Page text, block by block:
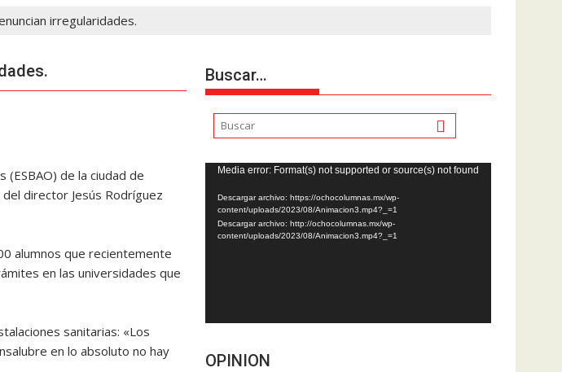
irregularidades.
(ESBAO) de la ciudad de
director Jesús Rodríguez
alumnos que recientemente
en las universidades que
sanitarias: «Los
en lo absoluto no hay
Buscar…
Reproductor
de
vídeo
Media error: Format(s) not supported or source(s) not found
Descargar archivo: https://ochocolumnas.mx/wp-
content/uploads/2023/08/Animacion3.mp4?_=1
Descargar archivo: http://ochocolumnas.mx/wp-
content/uploads/2023/08/Animacion3.mp4?_=1
OPINION